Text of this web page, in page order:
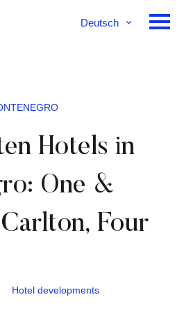
Deutsch
Hotels in
One &
Four
Hotel developments